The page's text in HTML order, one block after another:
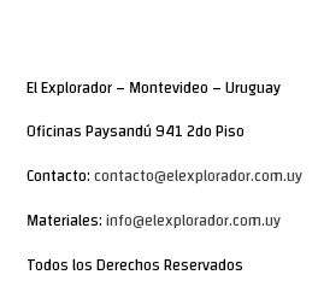
El Explorador – Montevideo – Uruguay
Oficinas Paysandú 941 2do Piso
Contacto:contacto@elexplorador.com.uy
Materiales:info@elexplorador.com.uy
Todos los Derechos Reservados